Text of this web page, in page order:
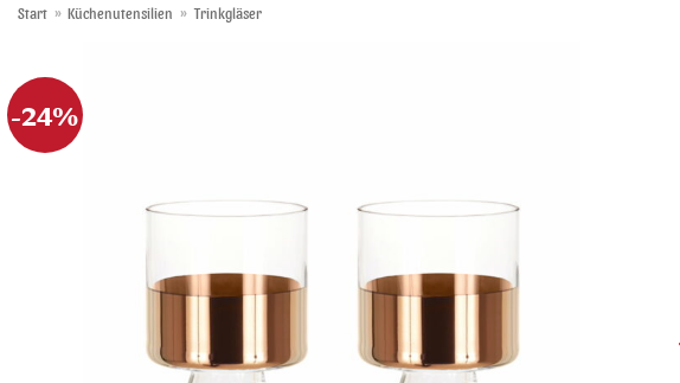
Start » Küchenutensilien » Trinkgläser
-24%